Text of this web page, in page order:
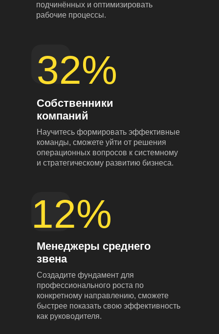
подчинённых и оптимизировать
рабочие процессы.
Собственники
компаний
Научитесь формировать эффективные
команды, сможете уйти от решения
операционных вопросов к системному
и стратегическому развитию бизнеса.
Создадите фундамент для
профессионального роста по
конкретному направлению, сможете
быстрее показать свою эффективность
как руководителя.
Менеджеры среднего
звена
32%
12%